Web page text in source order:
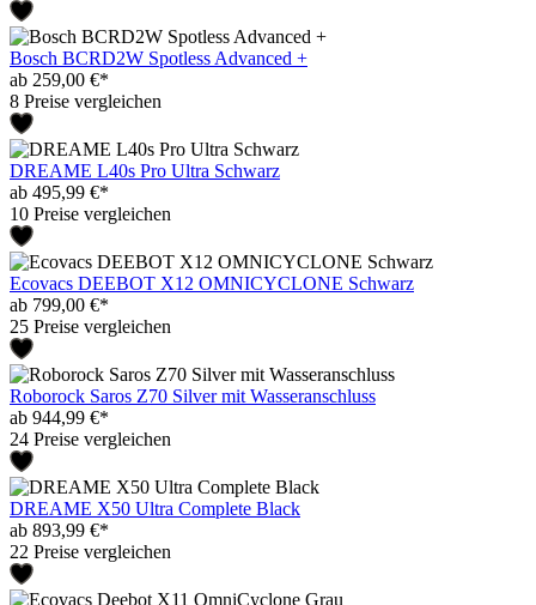
Bosch BCRD2W Spotless Advanced +
ab 259,00 €*
8 Preise vergleichen
DREAME L40s Pro Ultra Schwarz
ab 495,99 €*
10 Preise vergleichen
Ecovacs DEEBOT X12 OMNICYCLONE Schwarz
ab 799,00 €*
25 Preise vergleichen
Roborock Saros Z70 Silver mit Wasseranschluss
ab 944,99 €*
24 Preise vergleichen
DREAME X50 Ultra Complete Black
ab 893,99 €*
22 Preise vergleichen